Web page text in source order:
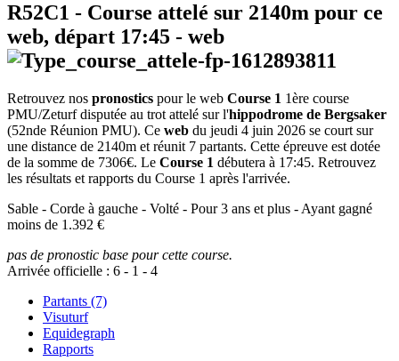
R52C1 - Course attelé sur 2140m pour ce
web, départ 17:45 - web
Retrouvez nos pronostics pour le web Course 1 1ère course
PMU/Zeturf disputée au trot attelé sur l'hippodrome de Bergsaker
(52nde Réunion PMU). Ce web du jeudi 4 juin 2026 se court sur
une distance de 2140m et réunit 7 partants. Cette épreuve est dotée
de la somme de 7306€. Le Course 1 débutera à 17:45. Retrouvez
les résultats et rapports du Course 1 après l'arrivée.
Sable - Corde à gauche - Volté - Pour 3 ans et plus - Ayant gagné
moins de 1.392 €
pas de pronostic base pour cette course.
Arrivée officielle : 6 - 1 - 4
Partants (7)
Visuturf
Equidegraph
Rapports